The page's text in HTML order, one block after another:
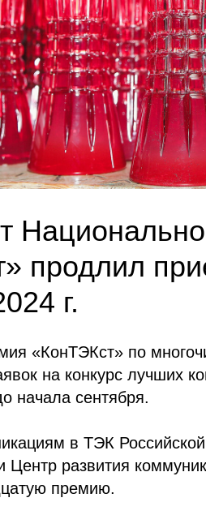
продлил
г.
«КонТЭКст» по
на конкурс лучших
начала сентября.
в ТЭК
Центр развития
премию.